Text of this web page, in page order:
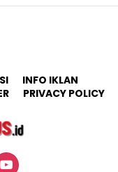
INFO IKLAN
PRIVACY POLICY